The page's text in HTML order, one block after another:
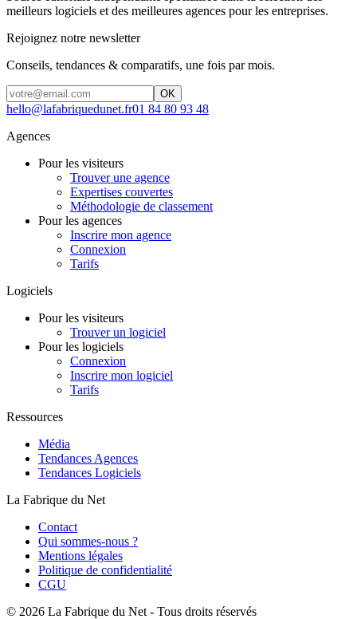
meilleurs logiciels et des meilleures agences pour les entreprises.
Rejoignez notre newsletter
Conseils, tendances & comparatifs, une fois par mois.
OK
hello@lafabriquedunet.fr01 84 80 93 48
Agences
Pour les visiteurs
Trouver une agence
Expertises couvertes
Méthodologie de classement
Pour les agences
Inscrire mon agence
Connexion
Tarifs
Logiciels
Pour les visiteurs
Trouver un logiciel
Pour les logiciels
Connexion
Inscrire mon logiciel
Tarifs
Ressources
Média
Tendances Agences
Tendances Logiciels
La Fabrique du Net
Contact
Qui sommes-nous ?
Mentions légales
Politique de confidentialité
CGU
© 2026 La Fabrique du Net - Tous droits réservés